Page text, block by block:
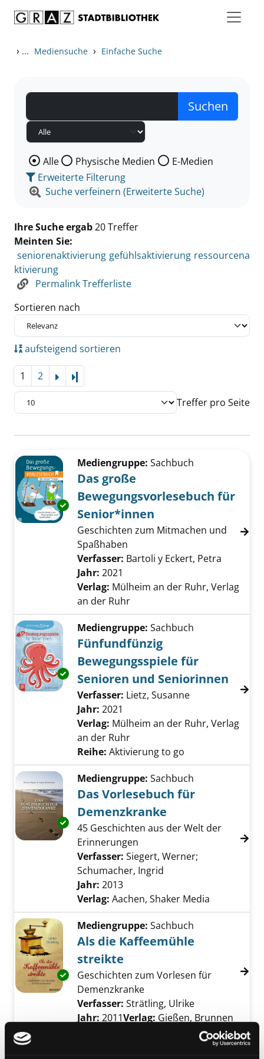
› ... Mediensuche › Einfache Suche
Wählen Sie die Medienart nach der Sie suchen wollen.
Alle Physische Medien
E-Medien
Erweiterte Filterung
Suche verfeinern (Erweiterte Suche)
Ihre Suche ergab20 Treffer
Meinten Sie:
seniorenaktivierung gefühlsaktivierung ressourcena
ktivierung
Permalink Trefferliste
Sortieren nach
aufsteigend sortieren
1 2
Treffer pro Seite
Zu den Suchfiltern springen
Exemplar-Details von Das große
Mediengruppe: Sachbuch
Das große
Bewegungsvorlesebuch für
Senior*innen
Geschichten zum Mitmachen und
Spaßhaben
Verfasser: Bartoli y Eckert, Petra
Jahr: 2021
Verlag: Mülheim an der Ruhr, Verlag
an der Ruhr
Exemplar-Details von Fünfundfünzig
Mediengruppe: Sachbuch
Fünfundfünzig
Bewegungsspiele für
Senioren und Seniorinnen
Verfasser: Lietz, Susanne Suche nach
Jahr: 2021
Verlag: Mülheim an der Ruhr, Verlag
an der Ruhr
Reihe: Aktivierung to go
Exemplar-Details von Das Vorlesebuch für
Mediengruppe: Sachbuch
Das Vorlesebuch für
Demenzkranke
45 Geschichten aus der Welt der
Erinnerungen
Verfasser: Siegert, Werner;
Schumacher, Ingrid
Jahr: 2013
Verlag: Aachen, Shaker Media
Exemplar-Details von Als die Kaffeemühle
Mediengruppe: Sachbuch
Als die Kaffeemühle
streikte
Geschichten zum Vorlesen für
Demenzkranke
Verfasser: Strätling, Ulrike
Jahr: 2011Verlag: Gießen, Brunnen